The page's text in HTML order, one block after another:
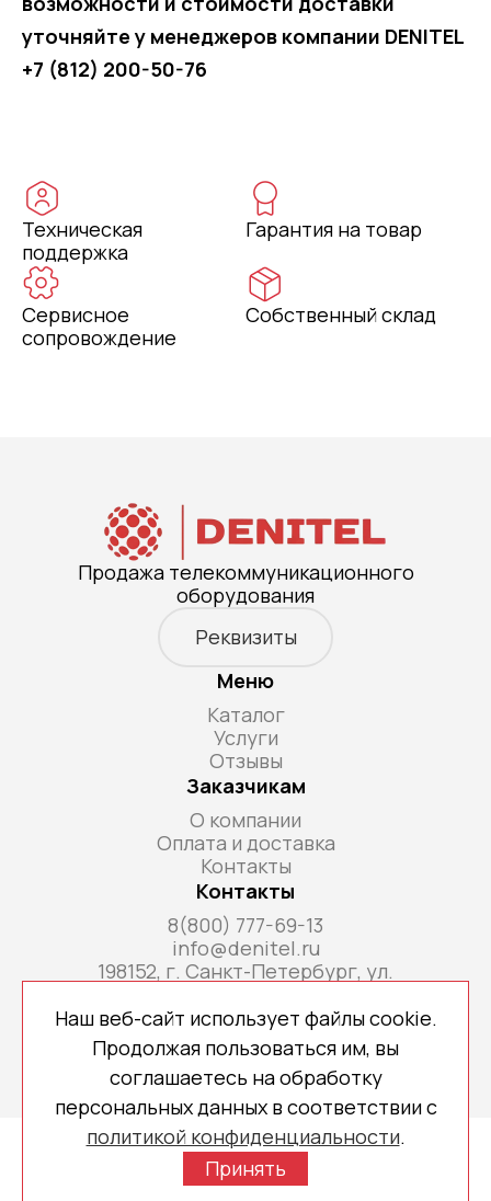
уточняйте у менеджеров компании DENITEL
+7 (812) 200-50-76
Техническая
поддержка
Гарантия на товар
Сервисное
сопровождение
Собственный склад
Продажа телекоммуникационного
оборудования
Реквизиты
Меню
Каталог
Услуги
Отзывы
Заказчикам
О компании
Оплата и доставка
Контакты
Контакты
8(800) 777-69-13
info@denitel.ru
198152, г. Санкт-Петербург, ул.
Н, ком. офис 213А
Copyright © 2026 denitel.ru
Политика конфиденциальности
Наш веб-сайт использует файлы cookie.
Продолжая пользоваться им, вы
соглашаетесь на обработку
персональных данных в соответствии с
политикой конфиденциальности.
Принять